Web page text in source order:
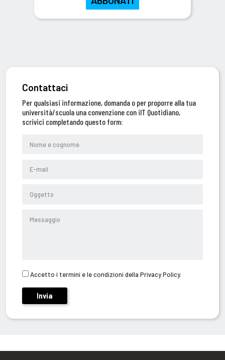
Contattaci
Per qualsiasi informazione, domanda o per proporre alla tua
università/scuola una convenzione con ilT Quotidiano,
scrivici completando questo form:
Accetto i termini e le condizioni della Privacy Policy.